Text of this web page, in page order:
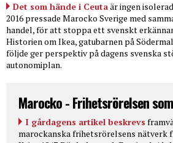
Det som hände i Ceutaär ingen
2016 pressade Marocko Sverige med
handel, för att stoppa ett svenskt
Historien om Ikea, gatubarnen på
följde ger perspektiv på dagens svenska
autonomiplan.
Marocko - Frihetsrörelsen
I gårdagens artikel beskrevs
marockanska frihetsrörelsens nätverk